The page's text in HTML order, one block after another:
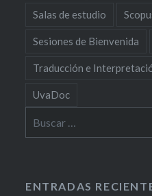
Salas de estudio
Sesiones de Bienvenida
Traducción e
UvaDoc
ENTRADAS